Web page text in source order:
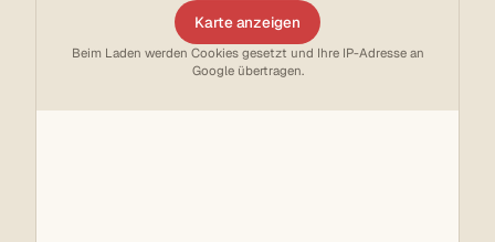
Karte anzeigen
Beim Laden werden Cookies gesetzt und Ihre IP-Adresse an
Google übertragen.